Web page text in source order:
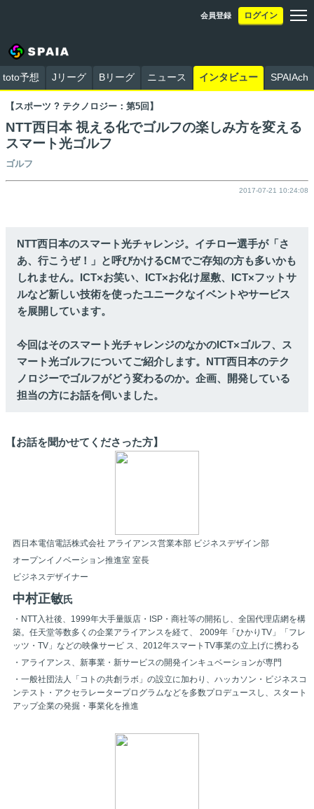
会員登録 ログイン
toto予想 Jリーグ Bリーグ ニュース インタビュー SPAIAch
【スポーツ ? テクノロジー：第5回】
NTT西日本 視える化でゴルフの楽しみ方を変える
スマート光ゴルフ
ゴルフ
2017-07-21 10:24:08
NTT西日本のスマート光チャレンジ。イチロー選手が「さ
あ、行こうぜ！」と呼びかけるCMでご存知の方も多いかも
しれません。ICT×お笑い、ICT×お化け屋敷、ICT×フットサ
ルなど新しい技術を使ったユニークなイベントやサービス
を展開しています。
今回はそのスマート光チャレンジのなかのICT×ゴルフ、ス
マート光ゴルフについてご紹介します。NTT西日本のテク
ノロジーでゴルフがどう変わるのか。企画、開発している
担当の方にお話を伺いました。
【お話を聞かせてくださった方】
西日本電信電話株式会社 アライアンス営業本部 ビジネスデザイン部
オープンイノベーション推進室 室長
ビジネスデザイナー
中村正敏氏
・NTT入社後、1999年大手量販店・ISP・商社等の開拓し、全国代理店網を構
築。任天堂等数多くの企業アライアンスを経て、 2009年「ひかりTV」「フレ
ッツ・TV」などの映像サービ ス、2012年スマートTV事業の立上げに携わる
・アライアンス、新事業・新サービスの開発インキュベーションが専門
・一般社団法人「コトの共創ラボ」の設立に加わり、ハッカソン・ビジネスコ
ンテスト・アクセラレータープログラムなどを多数プロデュースし、スタート
アップ企業の発掘・事業化を推進